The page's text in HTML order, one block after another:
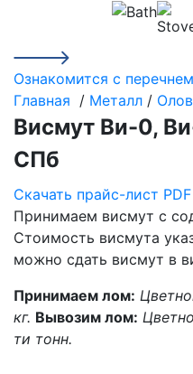
Ознакомится с перечнем
Главная / Металл /
Висмут Ви-0,
СПб
Скачать прайс-лист PDF
Принимаем висмут с
Стоимость висмута
можно сдать висмут в
Принимаем лом:
кг. Вывозим лом:
ти тонн.